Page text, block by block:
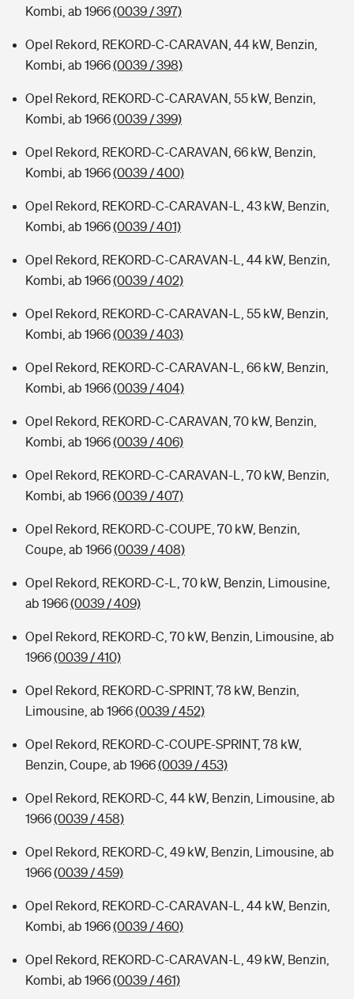
Kombi, ab 1966(0039 / 397)
Opel Rekord, REKORD-C-CARAVAN, 44 kW, Benzin,
Kombi, ab 1966(0039 / 398)
Opel Rekord, REKORD-C-CARAVAN, 55 kW, Benzin,
Kombi, ab 1966(0039 / 399)
Opel Rekord, REKORD-C-CARAVAN, 66 kW, Benzin,
Kombi, ab 1966(0039 / 400)
Opel Rekord, REKORD-C-CARAVAN-L, 43 kW, Benzin,
Kombi, ab 1966(0039 / 401)
Opel Rekord, REKORD-C-CARAVAN-L, 44 kW, Benzin,
Kombi, ab 1966(0039 / 402)
Opel Rekord, REKORD-C-CARAVAN-L, 55 kW, Benzin,
Kombi, ab 1966(0039 / 403)
Opel Rekord, REKORD-C-CARAVAN-L, 66 kW, Benzin,
Kombi, ab 1966(0039 / 404)
Opel Rekord, REKORD-C-CARAVAN, 70 kW, Benzin,
Kombi, ab 1966(0039 / 406)
Opel Rekord, REKORD-C-CARAVAN-L, 70 kW, Benzin,
Kombi, ab 1966(0039 / 407)
Opel Rekord, REKORD-C-COUPE, 70 kW, Benzin,
Coupe, ab 1966(0039 / 408)
Opel Rekord, REKORD-C-L, 70 kW, Benzin, Limousine,
ab 1966(0039 / 409)
Opel Rekord, REKORD-C, 70 kW, Benzin, Limousine, ab
1966(0039 / 410)
Opel Rekord, REKORD-C-SPRINT, 78 kW, Benzin,
Limousine, ab 1966(0039 / 452)
Opel Rekord, REKORD-C-COUPE-SPRINT, 78 kW,
Benzin, Coupe, ab 1966(0039 / 453)
Opel Rekord, REKORD-C, 44 kW, Benzin, Limousine, ab
1966(0039 / 458)
Opel Rekord, REKORD-C, 49 kW, Benzin, Limousine, ab
1966(0039 / 459)
Opel Rekord, REKORD-C-CARAVAN-L, 44 kW, Benzin,
Kombi, ab 1966(0039 / 460)
Opel Rekord, REKORD-C-CARAVAN-L, 49 kW, Benzin,
Kombi, ab 1966(0039 / 461)